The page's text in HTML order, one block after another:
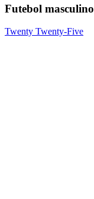
Futebol masculino
Twenty Twenty-Five